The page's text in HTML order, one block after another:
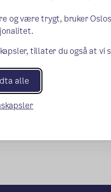
og være trygt, bruker
tillater du også at
alle
lignende
(fvl.) § 2. Skolens
tidspunkt foresatte har
sendes skolen. Endelig
leveres til kontaktlærer i